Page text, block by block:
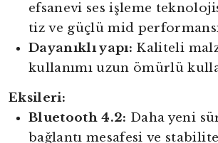
efsanevi ses işleme
tiz ve güçlü mid
Dayanıklı yapı: Kaliteli
kullanımı uzun ömürlü
Eksileri:
Bluetooth 4.2: Daha yeni
bağlantı mesafesi ve